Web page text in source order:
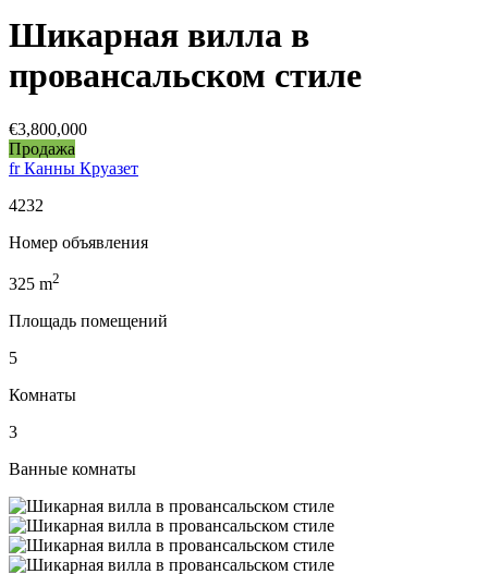
Шикарная вилла в
провансальском стиле
€3,800,000
Продажа
fr Канны Круазет
4232
Номер объявления
325 m2
Площадь помещений
5
Комнаты
3
Ванные комнаты